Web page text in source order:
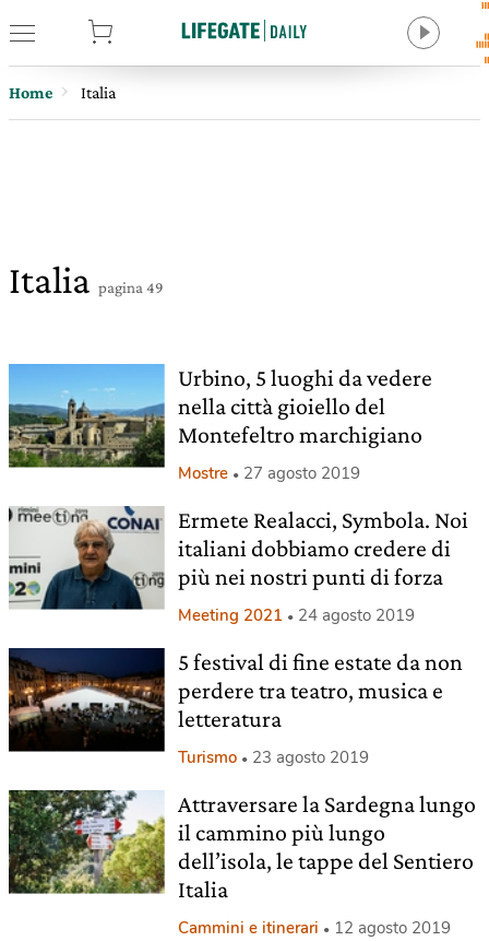
Home Italia
Italia pagina 49
Urbino, 5 luoghi da vedere
nella città gioiello del
Montefeltro marchigiano
Mostre 27 agosto 2019
Ermete Realacci, Symbola. Noi
italiani dobbiamo credere di
più nei nostri punti di forza
Meeting 2021 24 agosto 2019
5 festival di fine estate da non
perdere tra teatro, musica e
letteratura
Turismo 23 agosto 2019
Attraversare la Sardegna lungo
il cammino più lungo
dell’isola, le tappe del Sentiero
Italia
Cammini e itinerari 12 agosto 2019